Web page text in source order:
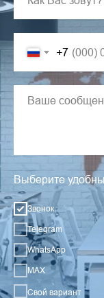
+7
Выберите
Звонок
Telegram
WhatsApp
MAX
Свой вариант